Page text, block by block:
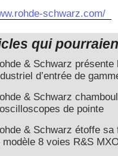
schwarz.com/
qui
& Schwarz
d’entrée de
& Schwarz
de pointe
& Schwarz étoffe
modèle 8 voies R&S